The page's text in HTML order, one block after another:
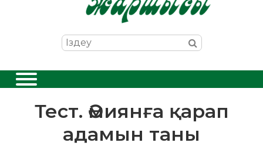
Тест. Әмиянға қарап
адамын таны